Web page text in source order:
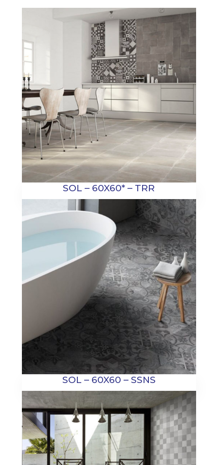
SOL – 60X60* – TRR
SOL – 60X60 – SSNS